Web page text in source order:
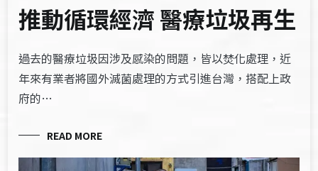
推動循環經濟 醫療垃圾再生
過去的醫療垃圾因涉及感染的問題，皆以焚化處理，近
年來有業者將國外滅菌處理的方式引進台灣，搭配上政
府的…
READ MORE